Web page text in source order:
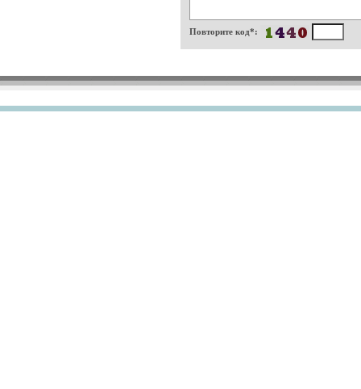
Повторите код*: